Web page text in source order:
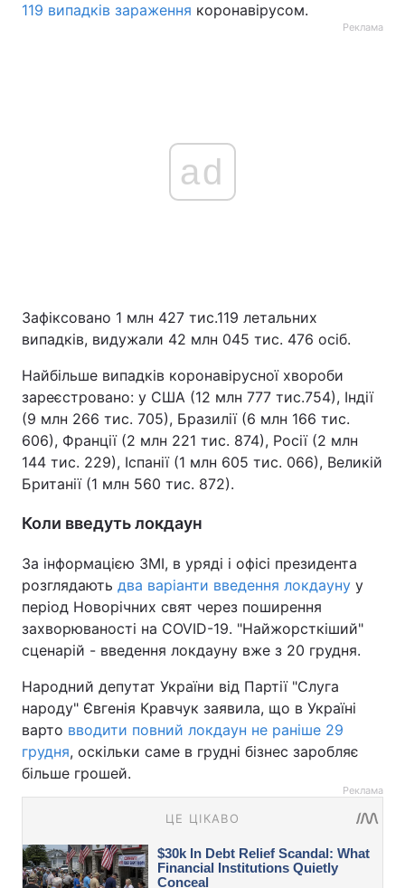
119 випадків зараження коронавірусом.
Реклама
ad
Зафіксовано 1 млн 427 тис.119 летальних
випадків, видужали 42 млн 045 тис. 476 осіб.
Найбільше випадків коронавірусної хвороби
зареєстровано: у США (12 млн 777 тис.754), Індії
(9 млн 266 тис. 705), Бразилії (6 млн 166 тис.
606), Франції (2 млн 221 тис. 874), Росії (2 млн
144 тис. 229), Іспанії (1 млн 605 тис. 066), Великій
Британії (1 млн 560 тис. 872).
Коли введуть локдаун
За інформацією ЗМІ, в уряді і офісі президента
розглядають два варіанти введення локдауну у
період Новорічних свят через поширення
захворюваності на COVID-19. "Найжорсткіший"
сценарій - введення локдауну вже з 20 грудня.
Народний депутат України від Партії "Слуга
народу" Євгенія Кравчук заявила, що в Україні
варто вводити повний локдаун не раніше 29
грудня, оскільки саме в грудні бізнес заробляє
більше грошей.
Реклама